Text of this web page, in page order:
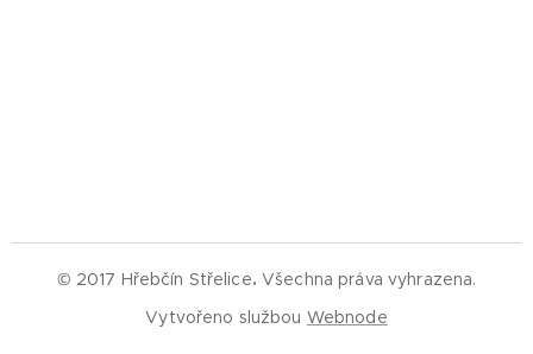
© 2017 Hřebčín Střelice.Všechna práva vyhrazena.
Vytvořeno službou Webnode